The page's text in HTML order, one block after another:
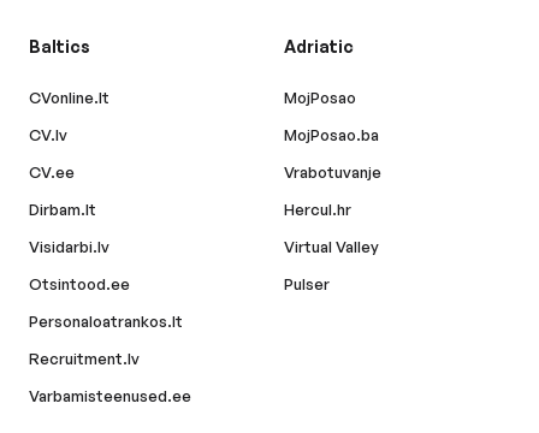
Baltics
CVonline.lt
CV.lv
CV.ee
Dirbam.lt
Visidarbi.lv
Otsintood.ee
Personaloatrankos.lt
Recruitment.lv
Varbamisteenused.ee
Adriatic
MojPosao
MojPosao.ba
Vrabotuvanje
Hercul.hr
Virtual Valley
Pulser